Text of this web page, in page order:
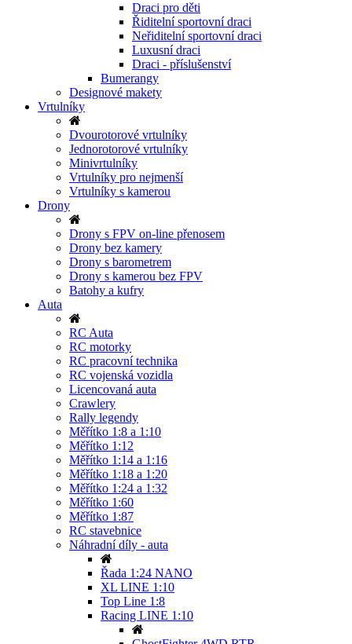
Draci pro děti
Řiditelní sportovní draci
Neřiditelní sportovní draci
Luxusní draci
Draci - příslušenství
Bumerangy
Designové makety
Vrtulníky
Dvourotorové vrtulníky
Jednorotorové vrtulníky
Minivrtulníky
Vrtulníky pro nejmenší
Vrtulníky s kamerou
Drony
Drony s FPV on-line přenosem
Drony bez kamery
Drony s barometrem
Drony s kamerou bez FPV
Batohy a kufry
Auta
RC Auta
RC motorky
RC pracovní technika
RC vojenská vozidla
Licencovaná auta
Crawlery
Rally legendy
Měřítko 1:8 a 1:10
Měřítko 1:12
Měřítko 1:14 a 1:16
Měřítko 1:18 a 1:20
Měřítko 1:24 a 1:32
Měřítko 1:60
Měřítko 1:87
RC stavebnice
Náhradní díly - auta
Řada 1:24 NANO
XL LINE 1:10
Top Line 1:8
Racing LINE 1:10